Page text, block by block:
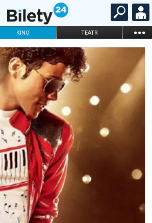
KINO TEATR ...
OPERA I BALET
STAND-UP
ONLINE KARNETY